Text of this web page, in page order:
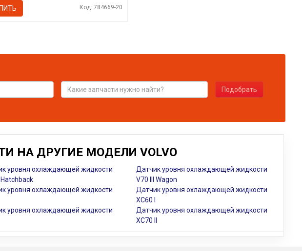
Код: 784669-20
Подобрать
ДРУГИЕ МОДЕЛИ VOLVO
уровня охлаждающей жидкости
уровня охлаждающей жидкости
уровня охлаждающей жидкости
Датчик уровня охлаждающей жидкости
V70 III Wagon
Датчик уровня охлаждающей жидкости
XC60 I
Датчик уровня охлаждающей жидкости
XC70 II